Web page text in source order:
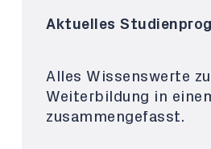
Aktuelles
Alles Wissenswerte
Weiterbildung in
zusammengefasst.